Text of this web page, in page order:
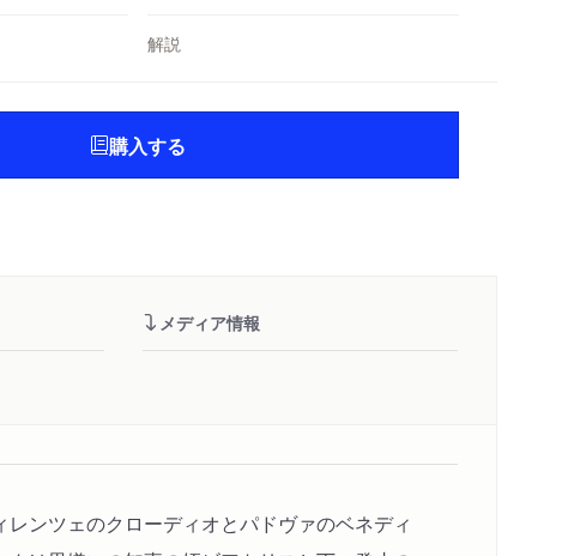
解説
購入する
メディア情報
ンツェのクローディオとパドヴァのベネディ